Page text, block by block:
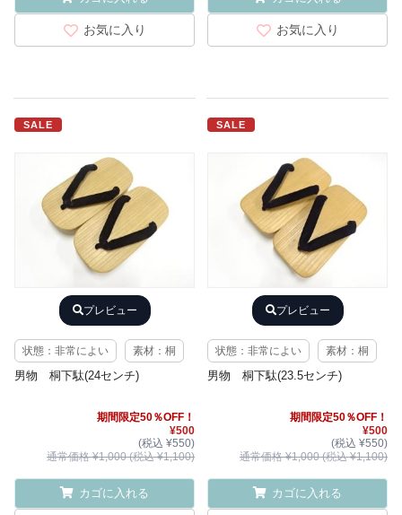
お気に入り お気に入り
SALE
プレビュー
状態：非常によい 素材：桐
男物 桐下駄(24センチ)
期間限定50％OFF！
¥500
(税込 ¥550)
通常価格 ¥1,000 (税込 ¥1,100)
カゴに入れる
SALE
プレビュー
状態：非常によい 素材：桐
男物 桐下駄(23.5センチ)
期間限定50％OFF！
¥500
(税込 ¥550)
通常価格 ¥1,000 (税込 ¥1,100)
カゴに入れる